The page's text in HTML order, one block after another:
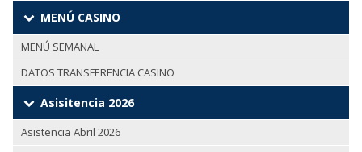
MENÚ CASINO
MENÚ SEMANAL
DATOS TRANSFERENCIA CASINO
Asisitencia 2026
Asistencia Abril 2026